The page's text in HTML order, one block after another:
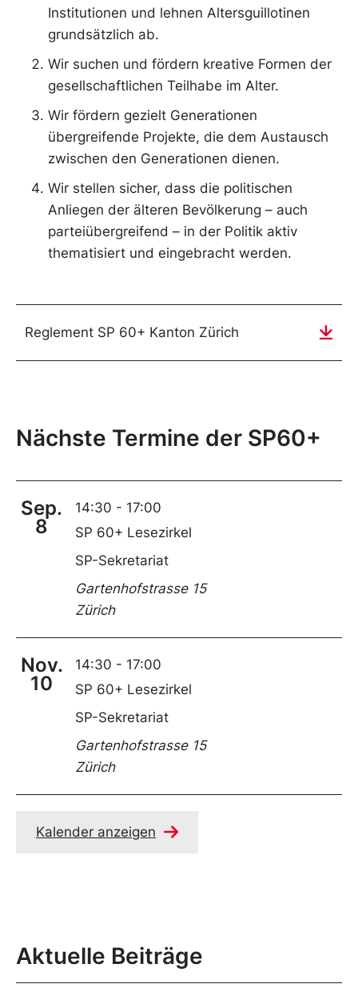
Institutionen und lehnen Altersguillotinen
grundsätzlich ab.
Wir suchen und fördern kreative Formen der
gesellschaftlichen Teilhabe im Alter.
Wir fördern gezielt Generationen
übergreifende Projekte, die dem Austausch
zwischen den Generationen dienen.
Wir stellen sicher, dass die politischen
Anliegen der älteren Bevölkerung – auch
parteiübergreifend – in der Politik aktiv
thematisiert und eingebracht werden.
Reglement SP 60+ Kanton Zürich
Nächste Termine der SP60+
Sep.
8
14:30 - 17:00
SP 60+ Lesezirkel
SP-Sekretariat
Gartenhofstrasse 15
Zürich
Nov.
10
14:30 - 17:00
SP 60+ Lesezirkel
SP-Sekretariat
Gartenhofstrasse 15
Zürich
Kalender anzeigen
Aktuelle Beiträge